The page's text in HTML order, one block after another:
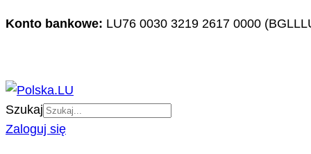
Konto bankowe: LU76 0030 3219 2617 0000
Szukaj
Zaloguj się